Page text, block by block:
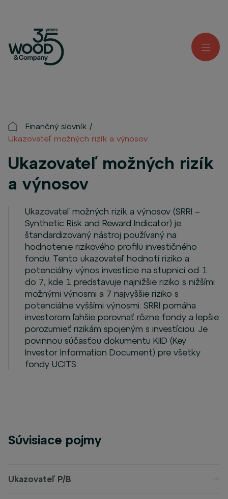
Finančný slovník
Ukazovateľ možných rizík a výnosov
Ukazovateľ možných rizík
a výnosov
Ukazovateľ možných rizík a výnosov (SRRI –
Synthetic Risk and Reward Indicator) je
štandardizovaný nástroj používaný na
hodnotenie rizikového profilu investičného
fondu. Tento ukazovateľ hodnotí riziko a
potenciálny výnos investície na stupnici od 1
do 7, kde 1 predstavuje najnižšie riziko s nižšími
možnými výnosmi a 7 najvyššie riziko s
potenciálne vyššími výnosmi. SRRI pomáha
investorom ľahšie porovnať rôzne fondy a lepšie
porozumieť rizikám spojeným s investíciou. Je
povinnou súčasťou dokumentu KIID (Key
Investor Information Document) pre všetky
fondy UCITS.
Súvisiace pojmy
Ukazovateľ P/B